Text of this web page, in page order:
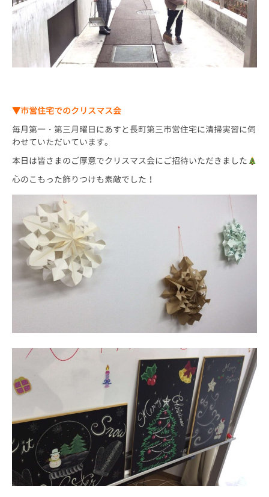
▼市営住宅でのクリスマス会
毎月第一・第三月曜日にあすと長町第三市営住宅に清掃実習に伺
わせていただいています。
本日は皆さまのご厚意でクリスマス会にご招待いただきました
心のこもった飾りつけも素敵でした！